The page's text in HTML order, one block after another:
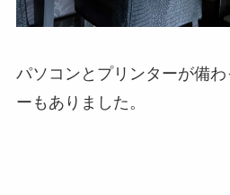
パソコンとプリンターが備
ーもありました。